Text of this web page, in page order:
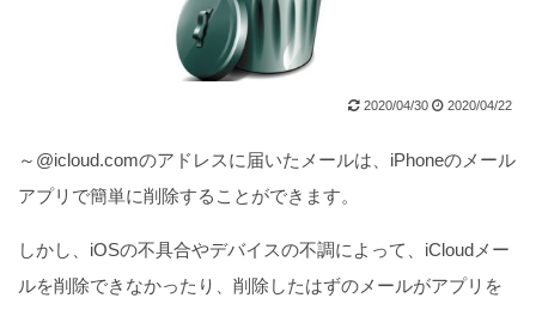
2020/04/30 2020/04/22
～@icloud.comのアドレスに届いたメールは、iPhoneのメール
アプリで簡単に削除することができます。
しかし、iOSの不具合やデバイスの不調によって、iCloudメー
ルを削除できなかったり、削除したはずのメールがアプリを